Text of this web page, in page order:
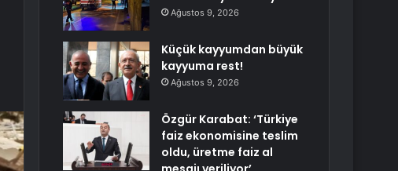
Ağustos 9, 2026
Küçük kayyumdan büyük
kayyuma rest!
Ağustos 9, 2026
Özgür Karabat: ‘Türkiye
faiz ekonomisine teslim
oldu, üretme faiz al